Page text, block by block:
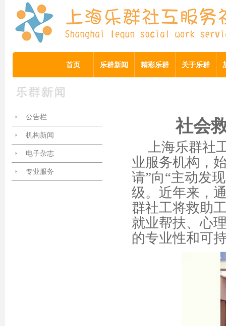
首页 乐群新闻 精彩乐群 关于乐群
公告栏
机构新闻
电子杂志
专业服务
社会
上海乐群社
业服务机构，
请”向“主动发
级。近年来，
群社工将救助
就业帮扶、心
的专业性和可